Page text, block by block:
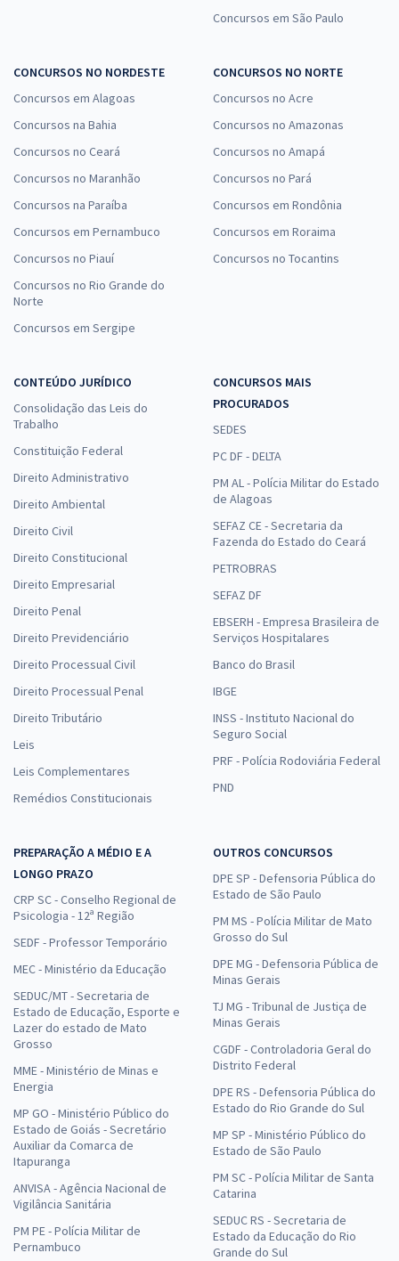
Concursos em São Paulo
CONCURSOS NO NORDESTE
Concursos em Alagoas
Concursos na Bahia
Concursos no Ceará
Concursos no Maranhão
Concursos na Paraíba
Concursos em Pernambuco
Concursos no Piauí
Concursos no Rio Grande do
Norte
Concursos em Sergipe
CONCURSOS NO NORTE
Concursos no Acre
Concursos no Amazonas
Concursos no Amapá
Concursos no Pará
Concursos em Rondônia
Concursos em Roraima
Concursos no Tocantins
CONTEÚDO JURÍDICO
Consolidação das Leis do
Trabalho
Constituição Federal
Direito Administrativo
Direito Ambiental
Direito Civil
Direito Constitucional
Direito Empresarial
Direito Penal
Direito Previdenciário
Direito Processual Civil
Direito Processual Penal
Direito Tributário
Leis
Leis Complementares
Remédios Constitucionais
CONCURSOS MAIS
PROCURADOS
SEDES
PC DF - DELTA
PM AL - Polícia Militar do Estado
de Alagoas
SEFAZ CE - Secretaria da
Fazenda do Estado do Ceará
PETROBRAS
SEFAZ DF
EBSERH - Empresa Brasileira de
Serviços Hospitalares
Banco do Brasil
IBGE
INSS - Instituto Nacional do
Seguro Social
PRF - Polícia Rodoviária Federal
PND
PREPARAÇÃO A MÉDIO E A
LONGO PRAZO
CRP SC - Conselho Regional de
Psicologia - 12ª Região
SEDF - Professor Temporário
MEC - Ministério da Educação
SEDUC/MT - Secretaria de
Estado de Educação, Esporte e
Lazer do estado de Mato
Grosso
MME - Ministério de Minas e
Energia
MP GO - Ministério Público do
Estado de Goiás - Secretário
Auxiliar da Comarca de
Itapuranga
ANVISA - Agência Nacional de
Vigilância Sanitária
PM PE - Polícia Militar de
Pernambuco
OUTROS CONCURSOS
DPE SP - Defensoria Pública do
Estado de São Paulo
PM MS - Polícia Militar de Mato
Grosso do Sul
DPE MG - Defensoria Pública de
Minas Gerais
TJ MG - Tribunal de Justiça de
Minas Gerais
CGDF - Controladoria Geral do
Distrito Federal
DPE RS - Defensoria Pública do
Estado do Rio Grande do Sul
MP SP - Ministério Público do
Estado de São Paulo
PM SC - Polícia Militar de Santa
Catarina
SEDUC RS - Secretaria de
Estado da Educação do Rio
Grande do Sul